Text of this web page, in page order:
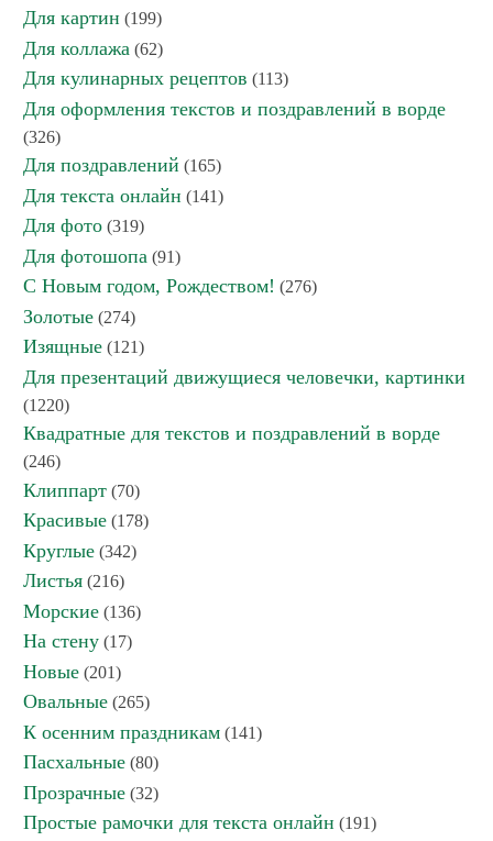
Для картин (199)
Для коллажа (62)
Для кулинарных рецептов (113)
Для оформления текстов и поздравлений в ворде
(326)
Для поздравлений (165)
Для текста онлайн (141)
Для фото (319)
Для фотошопа (91)
С Новым годом, Рождеством! (276)
Золотые (274)
Изящные (121)
Для презентаций движущиеся человечки, картинки
(1220)
Квадратные для текстов и поздравлений в ворде
(246)
Клиппарт (70)
Красивые (178)
Круглые (342)
Листья (216)
Морские (136)
На стену (17)
Новые (201)
Овальные (265)
К осенним праздникам (141)
Пасхальные (80)
Прозрачные (32)
Простые рамочки для текста онлайн (191)